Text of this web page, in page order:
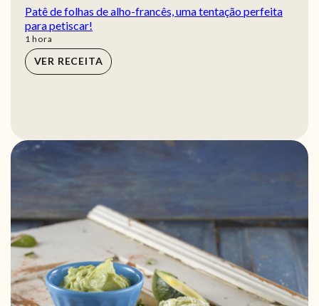
Patê de folhas de alho-francês, uma tentação perfeita
para petiscar!
1 hora
hora
VER RECEITA